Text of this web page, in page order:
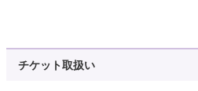
チケット取扱い